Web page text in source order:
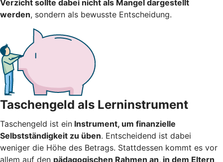
Verzicht sollte dabei nicht als Mangel dargestellt
werden, sondern als bewusste Entscheidung.
Taschengeld als Lerninstrument
Taschengeld ist ein Instrument, um finanzielle
Selbstständigkeit zu üben. Entscheidend ist dabei
weniger die Höhe des Betrags. Stattdessen kommt es vor
allem auf den pädagogischen Rahmen an, in dem Eltern